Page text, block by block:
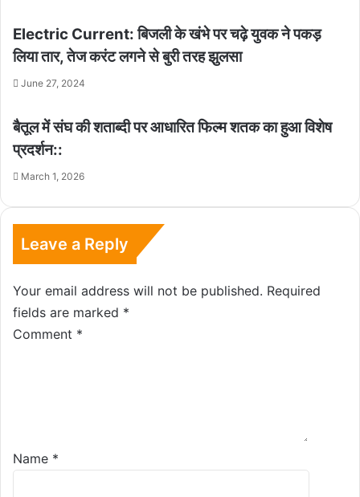
Electric Current: बिजली के खंभे पर चढ़े युवक ने पकड़
लिया तार, तेज करंट लगने से बुरी तरह झुलसा
June 27, 2024
बैतूल में संघ की शताब्दी पर आधारित फिल्म शतक का हुआ विशेष
प्रदर्शन::
March 1, 2026
Leave a Reply
Your email address will not be published. Required
fields are marked *
Comment *
Name *